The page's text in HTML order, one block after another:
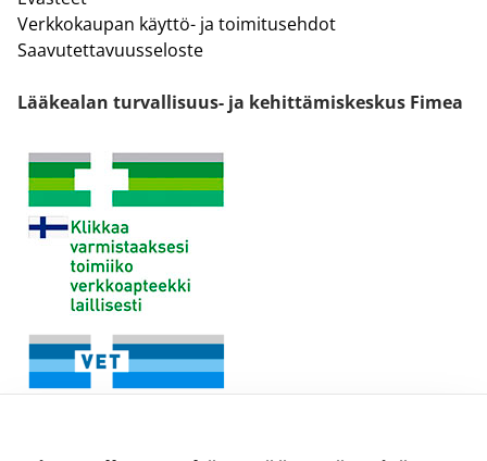
Verkkokaupan käyttö- ja toimitusehdot
Saavutettavuusseloste
Lääkealan turvallisuus- ja kehittämiskeskus Fimea